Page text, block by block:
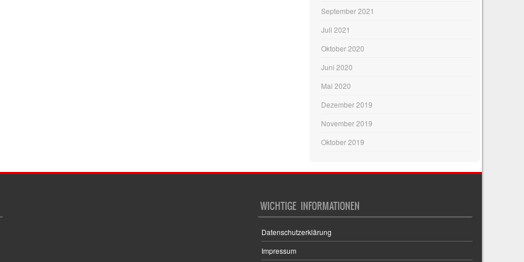
September 2021
Juli 2021
Oktober 2020
Juni 2020
Mai 2020
Dezember 2019
November 2019
Oktober 2019
WICHTIGE INFORMATIONEN
Datenschutzerklärung
Impressum